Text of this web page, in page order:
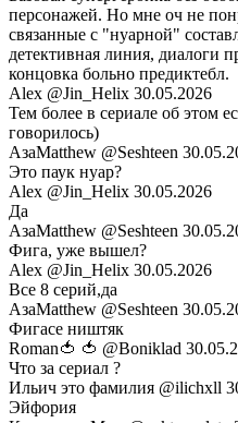
персонажей. Но мне оч не
связанные с "нуарной"
детективная линия, диалоги
концовка больно предиктебл.
Alex @Jin_Helix 30.05.2026
Тем более в сериале об этом
говорилось)
АзаMatthew @Seshteen
Это паук нуар?
Alex @Jin_Helix 30.05.2026
Да
АзаMatthew @Seshteen
Фига, уже вышел?
Alex @Jin_Helix 30.05.2026
Все 8 серий,да
АзаMatthew @Seshteen
Фигасе ништяк
Roman🍅 🍅 @Boniklad
Что за сериал ?
Ильич это фамилия @ilichxll
Эйфория